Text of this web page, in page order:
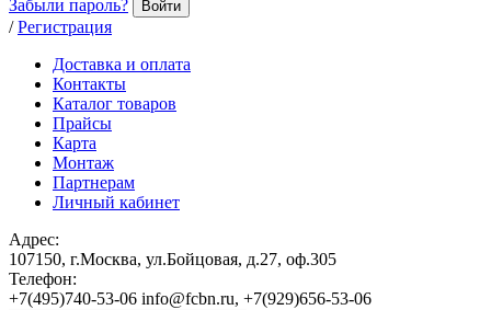
Забыли пароль? Войти
/ Регистрация
Доставка и оплата
Контакты
Каталог товаров
Прайсы
Карта
Монтаж
Партнерам
Личный кабинет
Адрес:
107150, г.Москва, ул.Бойцовая, д.27, оф.305
Телефон:
+7(495)740-53-06 info@fcbn.ru, +7(929)656-53-06